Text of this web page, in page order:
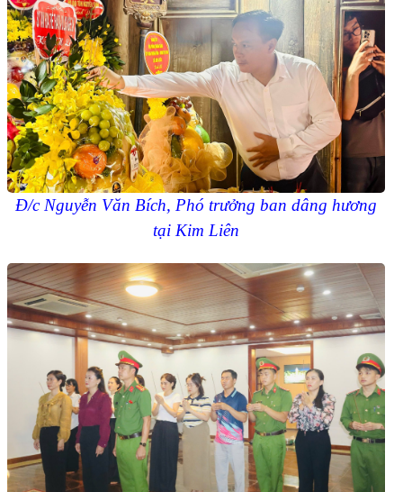
Đ/c Nguyễn Văn Bích, Phó trưởng ban dâng hương
tại Kim Liên